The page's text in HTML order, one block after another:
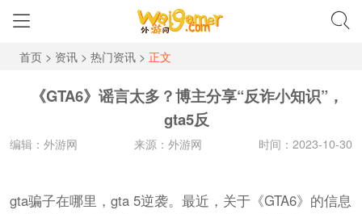
首页> 资讯> 热门资讯> 正文
《GTA6》谣言太多？博主分享“反诈小知识”，
gta5反
编辑：外游网 来源：外游网 时间：2023-10-30
gta骗子在哪里，gta 5逆袭。最近，关于《GTA6》的信息